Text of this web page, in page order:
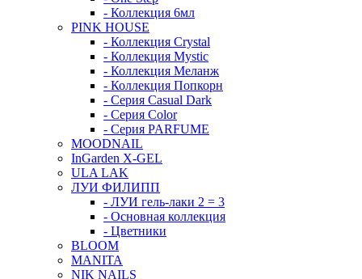
- Коллекция 6мл
PINK HOUSE
- Коллекция Crystal
- Коллекция Mystic
- Коллекция Меланж
- Коллекция Попкорн
- Серия Casual Dark
- Серия Color
- Серия PARFUME
MOODNAIL
InGarden X-GEL
ULA LAK
ЛУИ ФИЛИПП
- ЛУИ гель-лаки 2 = 3
- Основная коллекция
- Цветники
BLOOM
MANITA
NIK NAILS